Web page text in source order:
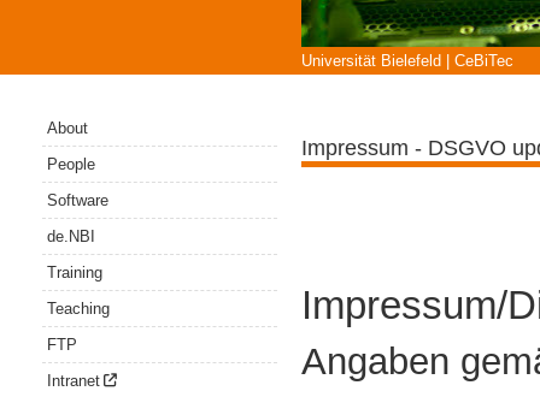
Universität Bielefeld CeBiTec
About
People
Software
de.NBI
Training
Teaching
FTP
Intranet
Impressum - DSGVO
Impressum/
Angaben